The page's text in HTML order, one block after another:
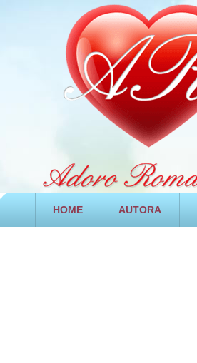
HOME AUTORA